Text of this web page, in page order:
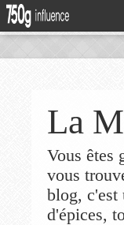
La
Vous êtes
vous
blog, c'est
d'épices,